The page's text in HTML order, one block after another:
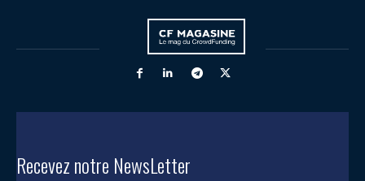
Recevez notre NewsLetter